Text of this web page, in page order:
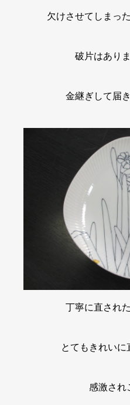
欠けさせてしまっ
破片はあり
金継ぎして届
丁寧に直され
とてもきれいに
感激され